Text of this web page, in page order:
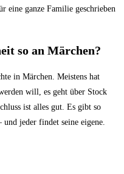
eine ganze Familie geschrieben
so an Märchen?
in Märchen. Meistens hat
will, es geht über Stock
ist alles gut. Es gibt so
jeder findet seine eigene.